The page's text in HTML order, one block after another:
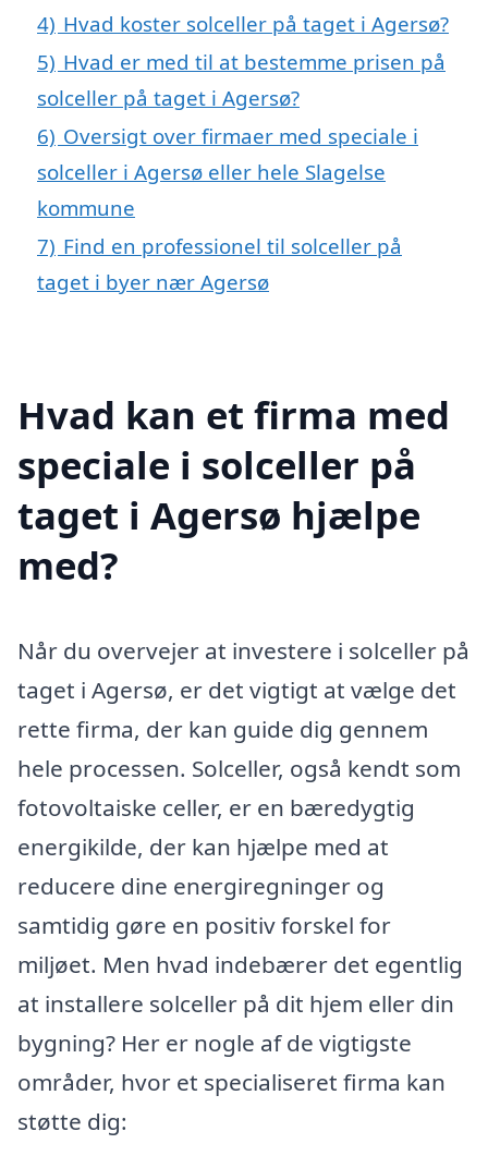
4) Hvad koster solceller på taget i Agersø?
5) Hvad er med til at bestemme prisen på
solceller på taget i Agersø?
6) Oversigt over firmaer med speciale i
solceller i Agersø eller hele Slagelse
kommune
7) Find en professionel til solceller på
taget i byer nær Agersø
Hvad kan et firma med
speciale i solceller på
taget i Agersø hjælpe
med?
Når du overvejer at investere i solceller på
taget i Agersø, er det vigtigt at vælge det
rette firma, der kan guide dig gennem
hele processen. Solceller, også kendt som
fotovoltaiske celler, er en bæredygtig
energikilde, der kan hjælpe med at
reducere dine energiregninger og
samtidig gøre en positiv forskel for
miljøet. Men hvad indebærer det egentlig
at installere solceller på dit hjem eller din
bygning? Her er nogle af de vigtigste
områder, hvor et specialiseret firma kan
støtte dig: